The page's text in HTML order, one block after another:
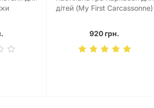
дітей (My First Carcassonne)
920 грн.